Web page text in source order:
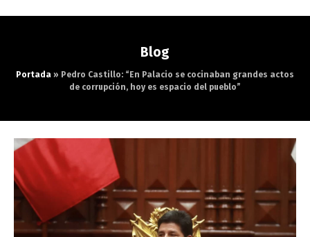
Blog
Portada » Pedro Castillo: “En Palacio se cocinaban grandes actos
de corrupción, hoy es espacio del pueblo”